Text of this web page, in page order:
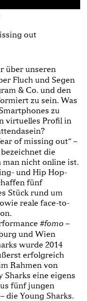
out
über unseren
Fluch und Segen
& Co. und den
zu sein. Was
zu
virtuelles Profil in
of missing out“ –
die
man nicht online ist.
und Hip Hop-
fünf
Stück rund um
reale face-to-
#fomo –
und Wien
wurde 2014
erfolgreich
Rahmen von
Sharks eine eigens
fünf jungen
die Young Sharks.